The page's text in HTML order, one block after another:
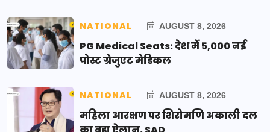
NATIONAL AUGUST 8, 2026
PG Medical Seats: देश में 5,000 नई
पोस्ट ग्रेजुएट मेडिकल
NATIONAL AUGUST 8, 2026
महिला आरक्षण पर शिरोमणि अकाली दल